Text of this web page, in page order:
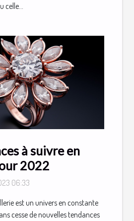
celle...
à suivre en
2022
06:33
est un univers en constante
cesse de nouvelles tendances